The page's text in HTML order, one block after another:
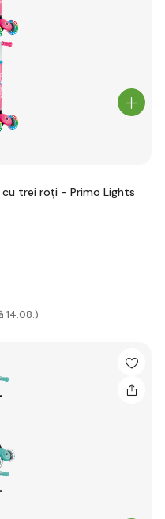
trei roți - Primo Lights
14.08.)